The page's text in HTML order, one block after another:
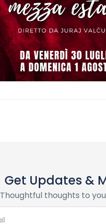
Get Updates &
Thoughtful thoughts to